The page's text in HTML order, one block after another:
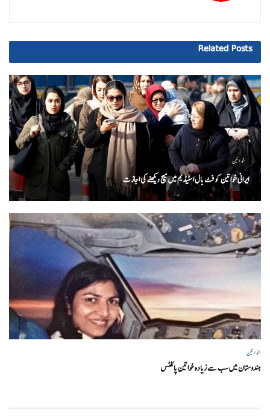
Related Posts
خواتین
ایرانی خواتین کو فٹ بال اسٹیڈیم میں میچ دیکھنے کی اجازت
خواتین
ہندوستان میں سب سے زیادہ خواتین پائلٹس